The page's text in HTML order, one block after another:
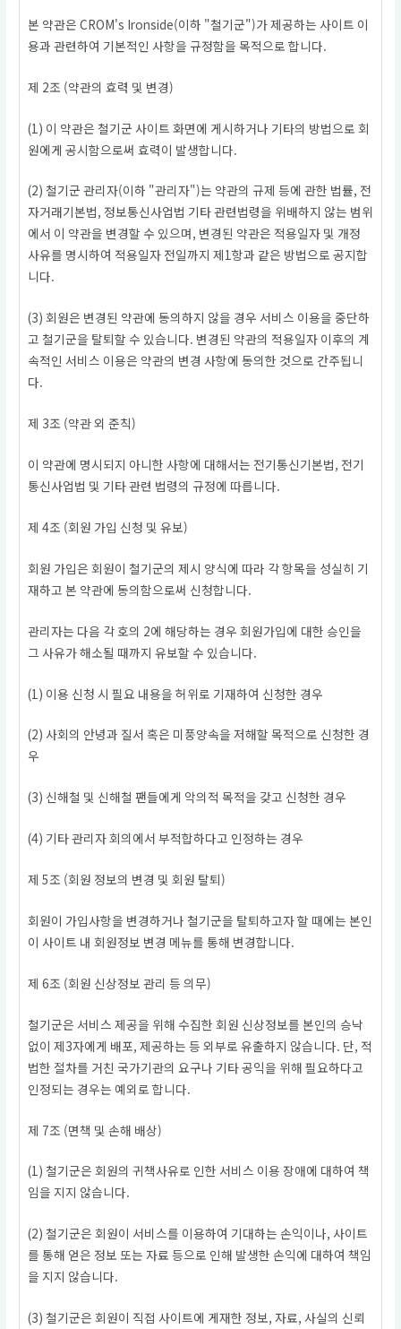
본 약관은 CROM's Ironside(이하 "철기군")가 제공하는 사이트 이
용과 관련하여 기본적인 사항을 규정함을 목적으로 합니다.
제 2조 (약관의 효력 및 변경)
(1) 이 약관은 철기군 사이트 화면에 게시하거나 기타의 방법으로 회
원에게 공시함으로써 효력이 발생합니다.
(2) 철기군 관리자(이하 "관리자")는 약관의 규제 등에 관한 법률, 전
자거래기본법, 정보통신사업법 기타 관련법령을 위배하지 않는 범위
에서 이 약관을 변경할 수 있으며, 변경된 약관은 적용일자 및 개정
사유를 명시하여 적용일자 전일까지 제1항과 같은 방법으로 공지합
니다.
(3) 회원은 변경된 약관에 동의하지 않을 경우 서비스 이용을 중단하
고 철기군을 탈퇴할 수 있습니다. 변경된 약관의 적용일자 이후의 계
속적인 서비스 이용은 약관의 변경 사항에 동의한 것으로 간주됩니
다.
제 3조 (약관 외 준칙)
이 약관에 명시되지 아니한 사항에 대해서는 전기통신기본법, 전기
통신사업법 및 기타 관련 법령의 규정에 따릅니다.
제 4조 (회원 가입 신청 및 유보)
회원 가입은 회원이 철기군의 제시 양식에 따라 각 항목을 성실히 기
재하고 본 약관에 동의함으로써 신청합니다.
관리자는 다음 각 호의 2에 해당하는 경우 회원가입에 대한 승인을
그 사유가 해소될 때까지 유보할 수 있습니다.
(1) 이용 신청 시 필요 내용을 허위로 기재하여 신청한 경우
(2) 사회의 안녕과 질서 혹은 미풍양속을 저해할 목적으로 신청한 경
우
(3) 신해철 및 신해철 팬들에게 악의적 목적을 갖고 신청한 경우
(4) 기타 관리자 회의에서 부적합하다고 인정하는 경우
제 5조 (회원 정보의 변경 및 회원 탈퇴)
회원이 가입사항을 변경하거나 철기군을 탈퇴하고자 할 때에는 본인
이 사이트 내 회원정보 변경 메뉴를 통해 변경합니다.
제 6조 (회원 신상정보 관리 등 의무)
철기군은 서비스 제공을 위해 수집한 회원 신상정보를 본인의 승낙
없이 제3자에게 배포, 제공하는 등 외부로 유출하지 않습니다. 단, 적
법한 절차를 거친 국가기관의 요구나 기타 공익을 위해 필요하다고
인정되는 경우는 예외로 합니다.
제 7조 (면책 및 손해 배상)
(1) 철기군은 회원의 귀책사유로 인한 서비스 이용 장애에 대하여 책
임을 지지 않습니다.
(2) 철기군은 회원이 서비스를 이용하여 기대하는 손익이나, 사이트
를 통해 얻은 정보 또는 자료 등으로 인해 발생한 손익에 대하여 책임
을 지지 않습니다.
(3) 철기군은 회원이 직접 사이트에 게재한 정보, 자료, 사실의 신뢰